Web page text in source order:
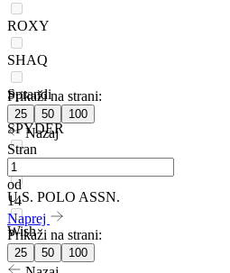
ROXY
SHAQ
Sprandi
SPYDER
Star Wars
U.S. POLO ASSN.
Wish
Prikaži na strani:
25 50 100
Nazaj
Stran
od
14
Naprej
Prikaži na strani:
25 50 100